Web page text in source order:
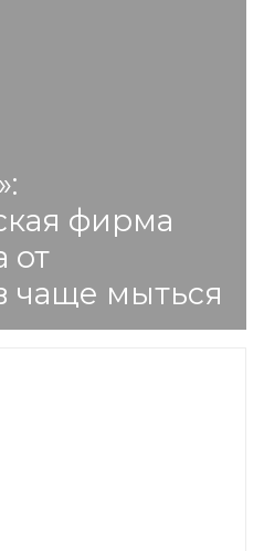
фирма
от
чаще мыться